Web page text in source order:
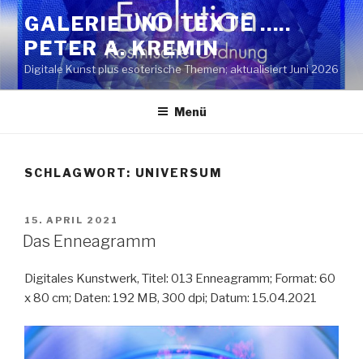
Zum
Inhalt
springen
GALERIE UND TEXTE …..
PETER A. KREMIN
Digitale Kunst plus esoterische Themen; aktualisiert Juni 2026
Menü
SCHLAGWORT: UNIVERSUM
VERÖFFENTLICHT
AM
15. APRIL 2021
Das Enneagramm
Digitales Kunstwerk, Titel: 013 Enneagramm; Format: 60
x 80 cm; Daten: 192 MB, 300 dpi; Datum: 15.04.2021